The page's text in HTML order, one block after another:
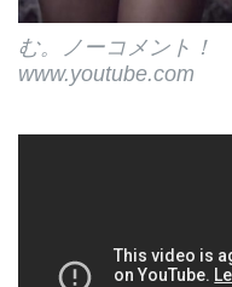
む。ノーコメント！
www.youtube.com